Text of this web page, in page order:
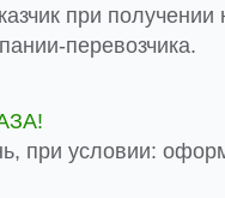
при
перевозчика.
при условии: